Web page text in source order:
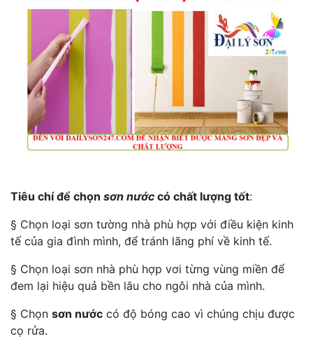
Tiêu chí để chọn sơn nước có chất lượng tốt:
§ Chọn loại sơn tường nhà phù hợp với điều kiện kinh
tế của gia đình mình, để tránh lãng phí về kinh tế.
§ Chọn loại sơn nhà phù hợp vơi từng vùng miền để
đem lại hiệu quả bền lâu cho ngôi nhà của mình.
§ Chọn sơn nước có độ bóng cao vì chúng chịu được
cọ rửa.